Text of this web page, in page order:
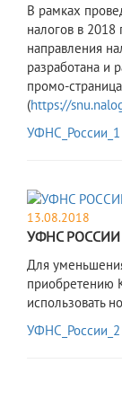
В рамках
налогов в 2018
направления
разработана и
промо-
(https://
УФНС_России_1
13.08.2018
УФНС
Для
приобретению
использовать
УФНС_России_2